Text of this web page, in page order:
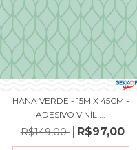
HANA VERDE - 15M X 45CM -
ADESIVO VINÍLI...
R$149,00 R$97,00